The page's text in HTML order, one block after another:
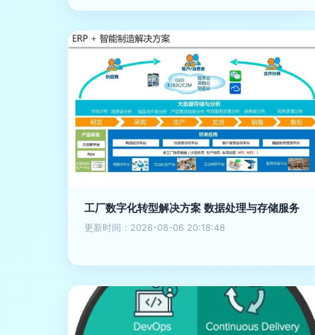
工厂数字化转型解决方案 数据处理与存储服务
更新时间：2026-08-06 20:18:48